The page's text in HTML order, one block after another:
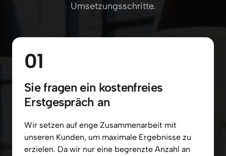
Umsetzungsschritte.
01
Sie fragen ein kostenfreies
Erstgespräch an
Wir setzen auf enge Zusammenarbeit
unseren Kunden, um maximale Ergebnisse
erzielen. Da wir nur eine begrenzte Anzahl